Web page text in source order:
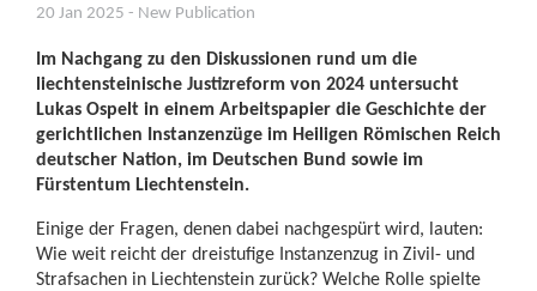
20 Jan 2025 - New Publication
Im Nachgang zu den Diskussionen rund um die
liechtensteinische Justizreform von 2024 untersucht
Lukas Ospelt in einem Arbeitspapier die Geschichte der
gerichtlichen Instanzenzüge im Heiligen Römischen Reich
deutscher Nation, im Deutschen Bund sowie im
Fürstentum Liechtenstein.
Einige der Fragen, denen dabei nachgespürt wird, lauten:
Wie weit reicht der dreistufige Instanzenzug in Zivil- und
Strafsachen in Liechtenstein zurück? Welche Rolle spielte